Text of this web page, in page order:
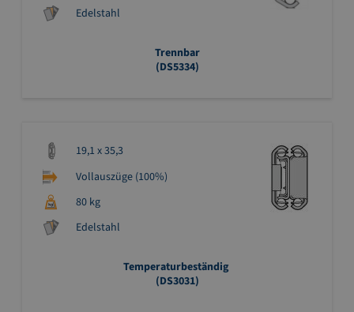
Edelstahl
Trennbar
(DS5334)
19,1 x 35,3
Vollauszüge (100%)
80 kg
Edelstahl
Temperaturbeständig
(DS3031)